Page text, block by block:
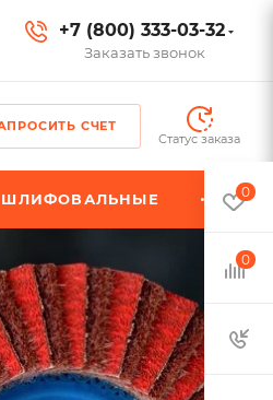
+7 (800) 333-03-32
Заказать звонок
СЧЕТ
Статус заказа
0
0